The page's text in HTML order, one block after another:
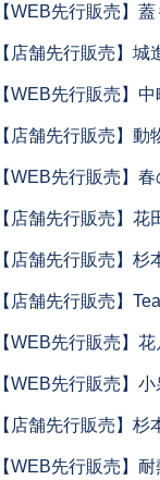
【WEB先行販売】
【店舗先行販売】城
【WEB先行販売】
【店舗先行販売】動
【WEB先行販売】
【店舗先行販売】
【店舗先行販売】
【店舗先行販売】
【WEB先行販売】
【WEB先行販売】
【店舗先行販売】
【WEB先行販売】